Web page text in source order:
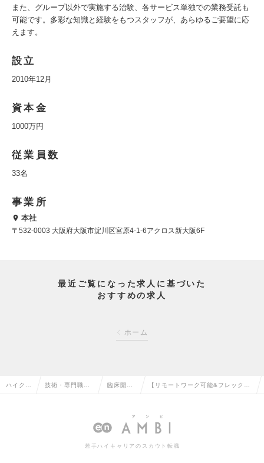
また、グループ以外で実施する治験、各サービス単独での業務受託も
可能です。多彩な知識と経験をもつスタッフが、あらゆるご要望に応
えます。
設立
2010年12月
資本金
1000万円
従業員数
33名
事業所
本社
〒532-0003 大阪府大阪市淀川区宮原4-1-6アクロス新大阪6F
最近ご覧になった求人に基づいた
おすすめの求人
ホーム
ハイクラ 技術・専門職系 臨床開
の転職
【リモートワーク可能&フレック
の求人情報
若手ハイキャリアのスカウト転職